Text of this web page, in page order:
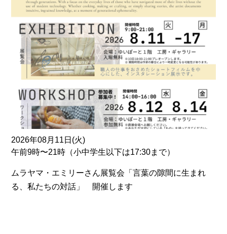
2026年08月11日(火)
午前9時〜21時（小中学生以下は17:30まで）
ムラヤマ・エミリーさん展覧会「言葉の隙間に生まれ
る、私たちの対話」 開催します